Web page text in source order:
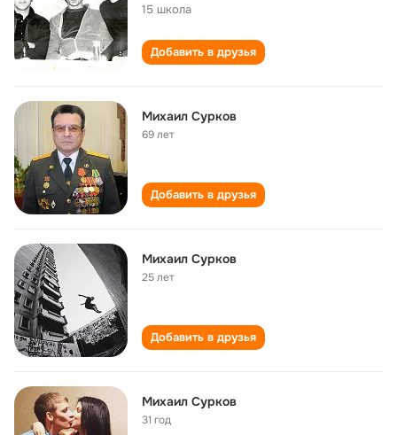
15 школа
Добавить в друзья
Михаил Сурков
69 лет
Добавить в друзья
Михаил Сурков
25 лет
Добавить в друзья
Михаил Сурков
31 год